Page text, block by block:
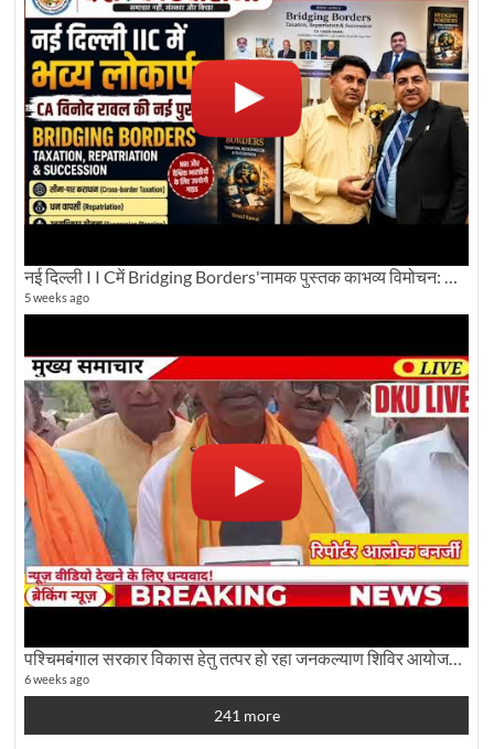
नई दिल्ली I I Cमें Bridging Borders'नामक पुस्तक काभव्य विमोचन: Dku ब्यूरो चीफ की ग्राउंड रिपोर्टिंग
5 weeks ago
पश्चिमबंगाल सरकार विकास हेतु तत्पर हो रहा जनकल्याण शिविर आयोजन:कृषि मंत्री दूध कुमार मंडल से बातचीत
6 weeks ago
241 more